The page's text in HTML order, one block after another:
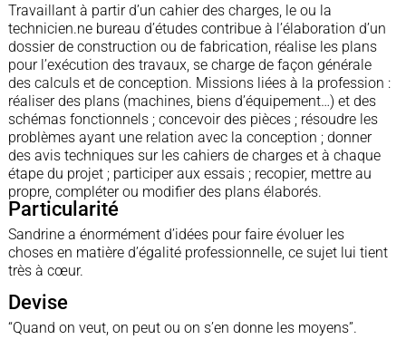
Travaillant à partir d’un cahier des charges, le ou la
technicien.ne bureau d’études contribue à l’élaboration d’un
dossier de construction ou de fabrication, réalise les plans
pour l’exécution des travaux, se charge de façon générale
des calculs et de conception. Missions liées à la profession :
réaliser des plans (machines, biens d’équipement…) et des
schémas fonctionnels ; concevoir des pièces ; résoudre les
problèmes ayant une relation avec la conception ; donner
des avis techniques sur les cahiers de charges et à chaque
étape du projet ; participer aux essais ; recopier, mettre au
propre, compléter ou modifier des plans élaborés.
Particularité
Sandrine a énormément d’idées pour faire évoluer les
choses en matière d’égalité professionnelle, ce sujet lui tient
très à cœur.
Devise
“Quand on veut, on peut ou on s’en donne les moyens”.